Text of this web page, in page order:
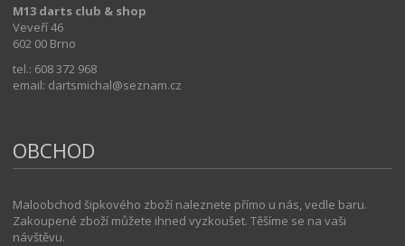
M13 darts club & shop
Veveří 46
602 00 Brno
tel.: 608 372 968
email: dartsmichal@seznam.cz
OBCHOD
Maloobchod šipkového zboží naleznete přímo u nás, vedle baru.
Zakoupené zboží můžete ihned vyzkoušet. Těšíme se na vaši
návštěvu.